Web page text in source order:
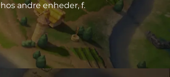
hos andre enheder, f.